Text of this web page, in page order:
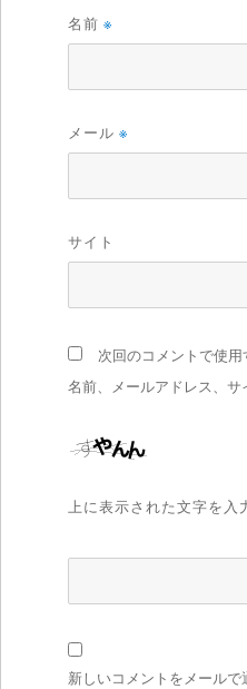
名前 ※
メール ※
サイト
次回のコメントで使
名前、メールアドレス、サ
上に表示された文字を入
新しいコメントをメールで